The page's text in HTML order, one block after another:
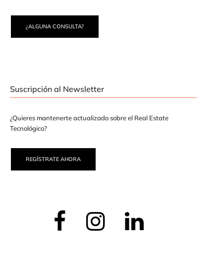
¿ALGUNA CONSULTA?
Suscripción al Newsletter
¿Quieres mantenerte actualizado sobre el Real Estate
Tecnológico?
REGÍSTRATE AHORA